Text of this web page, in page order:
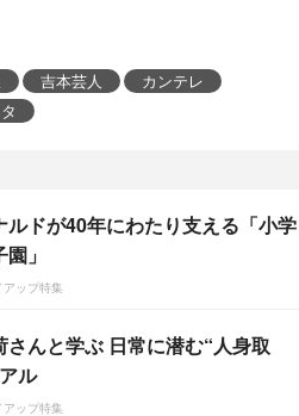
吉本芸人
カンテレ
ルドが40年にわたり支える「小学
」
ップ特集
さんと学ぶ 日常に潜む“人身取
ル
ップ特集